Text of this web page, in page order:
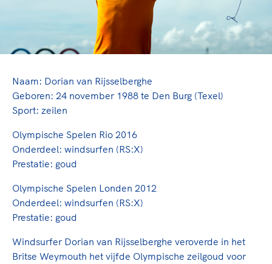
Sportonderzoek
Sportakkoord II
Game Changer
TeamNL kids
Nieuwspagina
Sport gaat niet vanzelf
Veilige en integere sport
Diversiteit en inclusie
Gezonde sportomgeving
Bekwaam sportkader
Vitale clubs en bestuurlijk kader
Sportmatch
Clubacties
Opleidingen en trainingen
High5 Stappenplan
Ruimte voor sport
TeamNL Academie Kalender
Kennisaanbod TeamNL Experts
Olympische Spelen LA28
Europese Spelen Istanbul 2027
Topsportbeleid
Topsportfinanciering
Maatschappelijke waarde topsport
Top teamsportcompetities
Naam: Dorian van Rijsselberghe
Geboren: 24 november 1988 te Den Burg (Texel)
Sport: zeilen
Olympische Spelen Rio 2016
Onderdeel: windsurfen (RS:X)
Prestatie: goud
Olympische Spelen Londen 2012
Onderdeel: windsurfen (RS:X)
Prestatie: goud
Windsurfer Dorian van Rijsselberghe veroverde in het
Britse Weymouth het vijfde Olympische zeilgoud voor